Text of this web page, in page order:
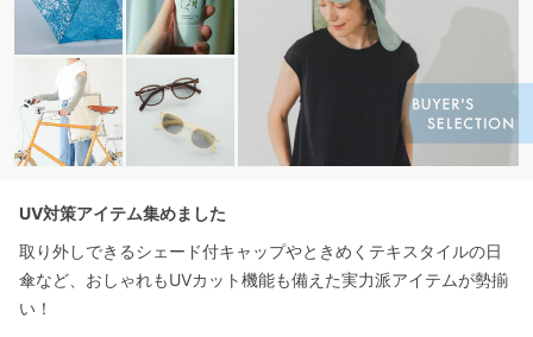
UV対策アイテム集めました
取り外しできるシェード付キャップやときめくテキスタイルの日
傘など、おしゃれもUVカット機能も備えた実力派アイテムが勢揃
い！